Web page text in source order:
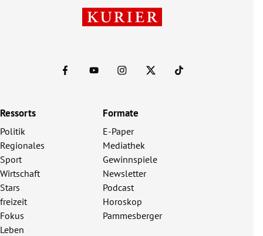
Ressorts
Politik
Regionales
Sport
Wirtschaft
Stars
freizeit
Fokus
Leben
Formate
E-Paper
Mediathek
Gewinnspiele
Newsletter
Podcast
Horoskop
Pammesberger